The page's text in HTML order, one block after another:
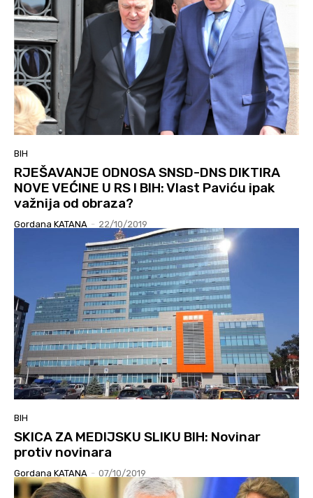
BIH
RJEŠAVANJE ODNOSA SNSD-DNS DIKTIRA
NOVE VEĆINE U RS I BIH: Vlast Paviću ipak
važnija od obraza?
Gordana KATANA - 22/10/2019
BIH
SKICA ZA MEDIJSKU SLIKU BIH: Novinar
protiv novinara
Gordana KATANA - 07/10/2019